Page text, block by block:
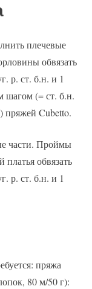
плечевые
обвязать
р. ст. б.н. и 1
шагом (= ст. б.н.
пряжей Cubetto.
части. Проймы
обвязать
р. ст. б.н. и 1
пряжа
80 м/50 г):